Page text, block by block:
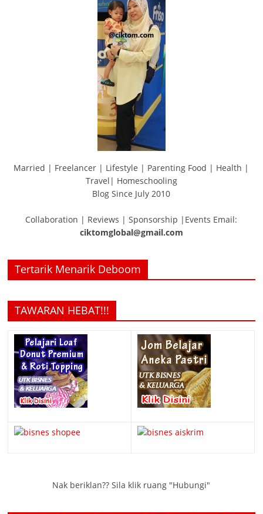
Married | Freelancer | Lifestyle | Parenting Food | Health |
Travel| Homeschooling
Blog Since July 2010
Collaboration | Reviews | Sponsorship |Events Email:
ciktomglobal@gmail.com
Tertarik Menarik Deboom
TAWARAN HEBAT!!!
Nak beriklan?? Sila klik ruang "Hubungi"